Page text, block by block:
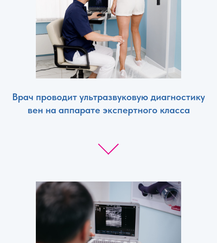
Врач проводит ультразвуковую диагностику
вен на аппарате экспертного класса